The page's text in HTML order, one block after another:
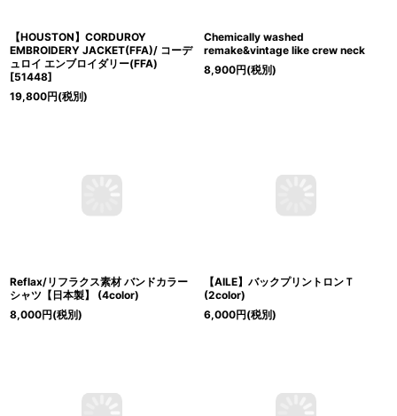
【HOUSTON】CORDUROY
EMBROIDERY JACKET(FFA)/ コーデ
ュロイ エンブロイダリー(FFA)
[51448]
19,800円(税別)
Chemically washed
remake&vintage like crew neck
8,900円(税別)
Reflax/リフラクス素材 バンドカラー
シャツ【日本製】 (4color)
8,000円(税別)
【AILE】バックプリントロンＴ
(2color)
6,000円(税別)